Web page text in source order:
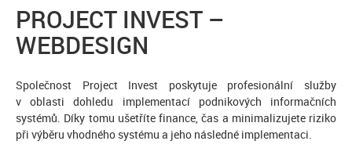
PROJECT INVEST –
WEBDESIGN
Společnost Project Invest poskytuje profesionální služby
v oblasti dohledu implementací podnikových informačních
systémů. Díky tomu ušetříte finance, čas a minimalizujete riziko
při výběru vhodného systému a jeho následné implementaci.